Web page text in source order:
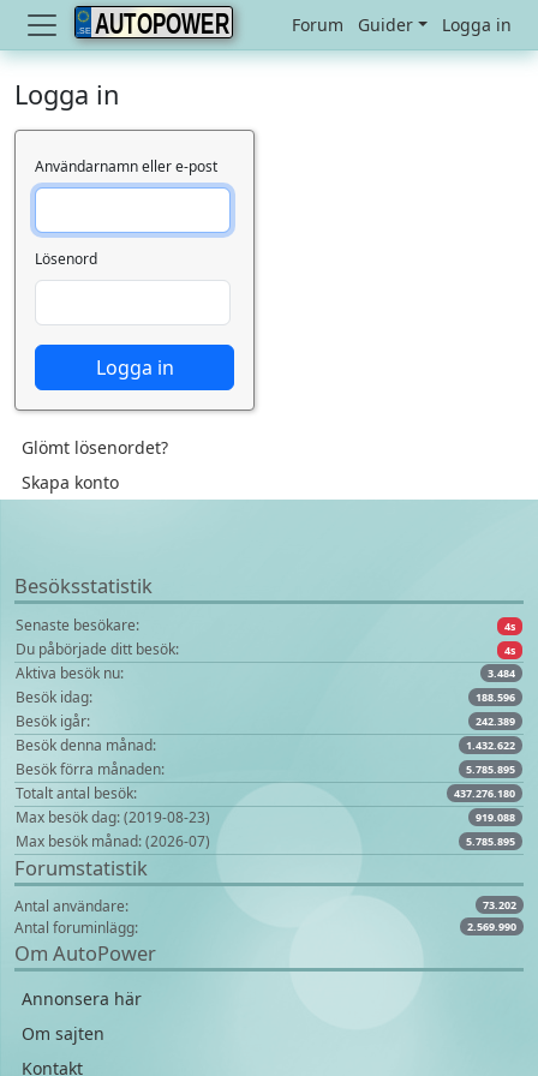
AUTOPOWER Forum Guider Logga in
Logga in
Användarnamn eller e-post
Lösenord
Logga in
Glömt lösenordet?
Skapa konto
Besöksstatistik
Senaste besökare: 4s
Du påbörjade ditt besök: 4s
Aktiva besök nu: 3.484
Besök idag: 188.596
Besök igår: 242.389
Besök denna månad: 1.432.622
Besök förra månaden: 5.785.895
Totalt antal besök: 437.276.180
Max besök dag: (2019-08-23) 919.088
Max besök månad: (2026-07) 5.785.895
Forumstatistik
Antal användare: 73.202
Antal foruminlägg: 2.569.990
Om AutoPower
Annonsera här
Om sajten
Kontakt